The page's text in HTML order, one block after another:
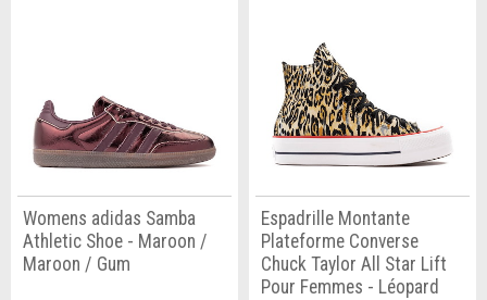
Womens adidas Samba
Athletic Shoe - Maroon /
Maroon / Gum
Espadrille Montante
Plateforme Converse
Chuck Taylor All Star Lift
Pour Femmes - Léopard